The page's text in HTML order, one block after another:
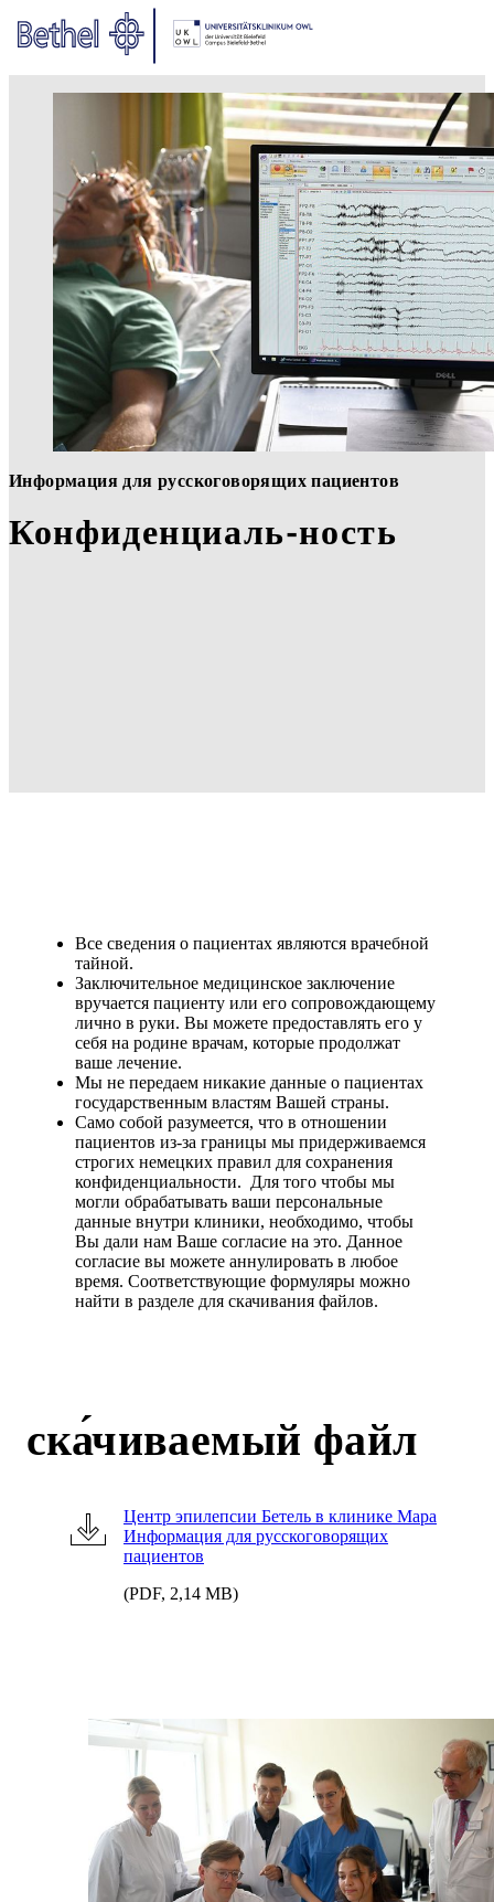
Zum Hauptinhalt springen
Zur Fußzeile springen
Bethel - Конфиденциальность
Информация для русскоговорящих пациентов
Конфиденциаль-ность
Все сведения о пациентах являются врачебной
тайной.
Заключительное медицинское заключение
вручается пациенту или его сопровождающему
лично в руки. Вы можете предоставлять его у
себя на родине врачам, которые продолжат
ваше лечение.
Мы не передаем никакие данные о пациентах
государственным властям Вашей страны.
Само собой разумеется, что в отношении
пациентов из-за границы мы придерживаемся
строгих немецких правил для сохранения
конфиденциальности. Для того чтобы мы
могли обрабатывать ваши персональные
данные внутри клиники, необходимо, чтобы
Вы дали нам Ваше согласие на это. Данное
согласие вы можете аннулировать в любое
время. Соответствующие формуляры можно
найти в разделе для скачивания файлов.
ска́чиваемый файл
Центр эпилепсии Бетель в клинике Мара
Информация для русскоговорящих
пациентов
(PDF, 2,14 MB)